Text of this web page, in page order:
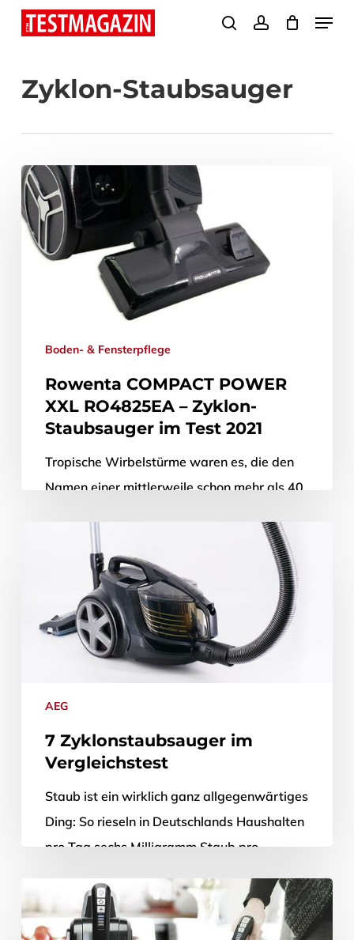
Skip
content
search
Menu
Zyklon-Staubsauger
Boden- & Fensterpflege
Rowenta COMPACT POWER
XXL RO4825EA – Zyklon-
Staubsauger im Test 2021
Tropische Wirbelstürme waren es, die den
Namen einer mittlerweile schon mehr als 40
sprechen hier natürlich von der Zyklon-
Technologie,…
29. April 2021
AEG
7 Zyklonstaubsauger im
Vergleichstest
Staub ist ein wirklich ganz allgegenwärtiges
Ding: So rieseln in Deutschlands Haushalten
pro Tag sechs Milligramm Staub pro
durchschnittlichen…